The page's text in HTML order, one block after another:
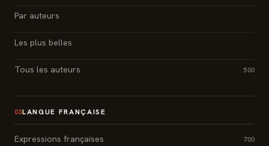
Par auteurs
Les plus belles
Tous les auteurs 500
03LANGUE FRANÇAISE
Expressions françaises 700